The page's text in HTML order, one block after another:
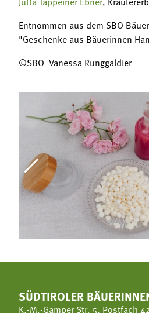
Entnommen aus dem SBO
"Geschenke aus Bäuerinnen
©SBO_Vanessa Runggaldier
SÜDTIROLER
K.-M.-Gamper Str. 5, Postfach